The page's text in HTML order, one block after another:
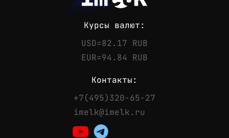
Контакты
Курсы валют:
USD=82.17 RUB
EUR=94.84 RUB
Контакты:
+7(495)320-65-27
imelk@imelk.ru